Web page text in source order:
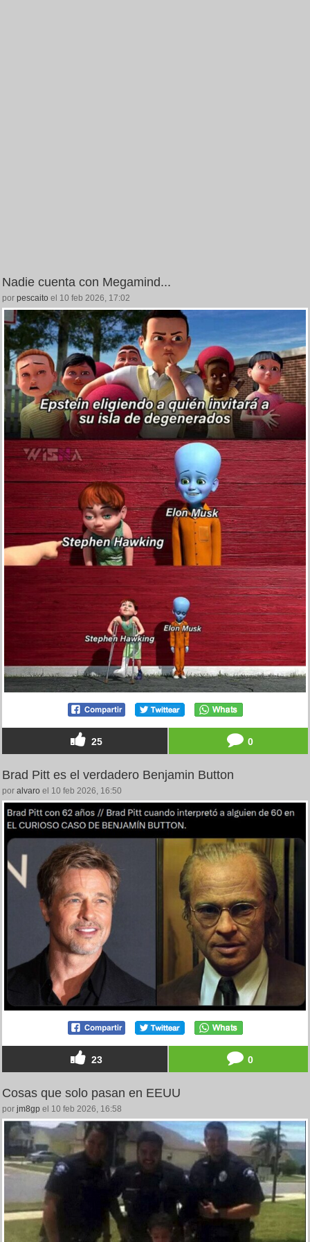
Nadie cuenta con Megamind...
por pescaito el 10 feb 2026, 17:02
25 0
Brad Pitt es el verdadero Benjamin Button
por alvaro el 10 feb 2026, 16:50
23 0
Cosas que solo pasan en EEUU
por jm8gp el 10 feb 2026, 16:58